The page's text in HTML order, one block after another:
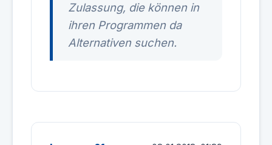
Zulassung, die können in
ihren Programmen da
Alternativen suchen.